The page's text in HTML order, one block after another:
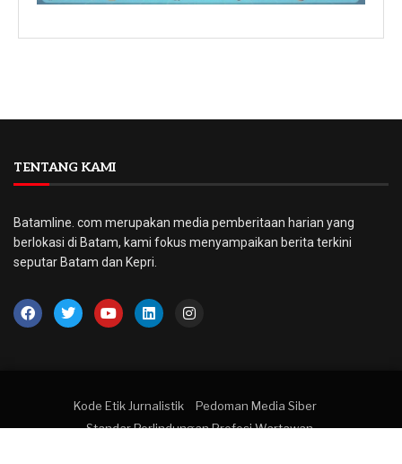
TENTANG KAMI
Batamline. com merupakan media pemberitaan harian yang
berlokasi di Batam, kami fokus menyampaikan berita terkini
seputar Batam dan Kepri.
Kode Etik Jurnalistik
Pedoman Media Siber
Standar Perlindungan Profesi Wartawan